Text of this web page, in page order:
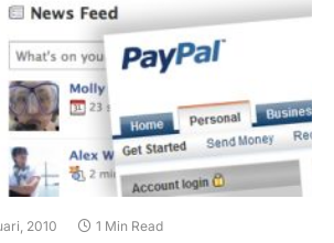
2010 1 Min Read